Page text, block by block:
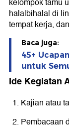
kelompok tamu
halalbihalal di
tempat kerja,
Baca juga:
45+
untuk
Ide Kegiatan
Kajian atau
Pembacaan